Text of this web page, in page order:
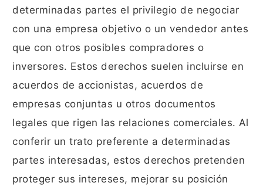
determinadas partes el privilegio de negociar
con una empresa objetivo o un vendedor antes
que con otros posibles compradores o
inversores. Estos derechos suelen incluirse en
acuerdos de accionistas, acuerdos de
empresas conjuntas u otros documentos
legales que rigen las relaciones comerciales. Al
conferir un trato preferente a determinadas
partes interesadas, estos derechos pretenden
proteger sus intereses, mejorar su posición